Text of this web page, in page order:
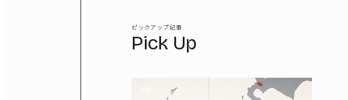
ピックアップ記事
Pick Up